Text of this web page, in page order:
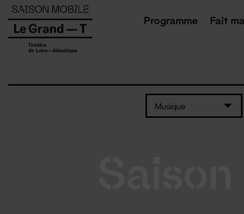
Programme Fait
Musique
Panneau de gestion des cookies